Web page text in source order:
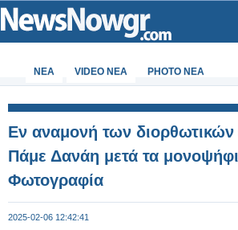
ΝΕΑ VIDEO NEA PHOTO NEA
Εν αναμονή των
Πάμε Δανάη μετά τα
Φωτογραφία
2025-02-06 12:42:41